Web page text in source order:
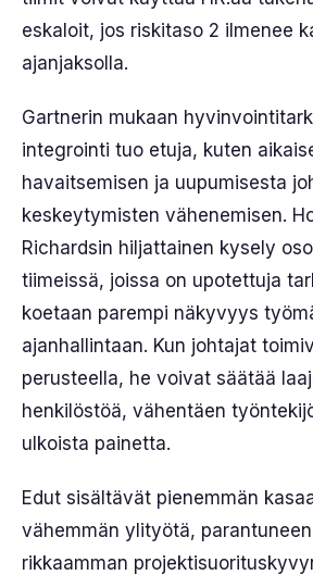
eskaloit, jos riskitaso 2 ilmenee
ajanjaksolla.
Gartnerin mukaan
integrointi tuo etuja, kuten
havaitsemisen ja uupumisesta
keskeytymisten vähenemisen.
Richardsin hiljattainen kysely
tiimeissä, joissa on upotettuja
koetaan parempi näkyvyys
ajanhallintaan. Kun johtajat
perusteella, he voivat säätää
henkilöstöä, vähentäen
ulkoista painetta.
Edut sisältävät pienemmän
vähemmän ylityötä,
rikkaamman